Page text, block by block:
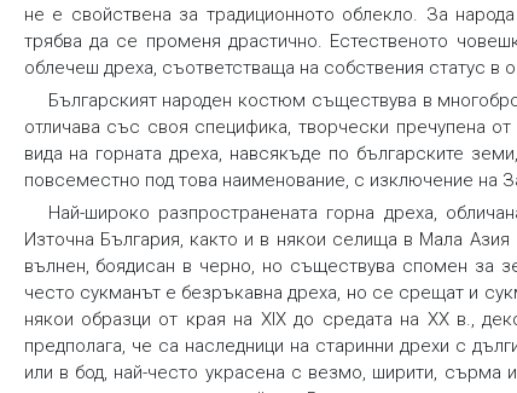
не е свойствена за традиционното облекло. За
трябва да се променя драстично. Естественото
облечеш дреха, съответстваща на собствения статус в
Българският народен костюм съществува в
отличава със своя специфика, творчески пречупена
вида на горната дреха, навсякъде по българските
повсеместно под това наименование, с изключение на
Най-широко разпространената горна дреха,
Източна България, както и в някои селища в Мала
вълнен, боядисан в черно, но съществува спомен за
често сукманът е безръкавна дреха, но се срещат и
някои образци от края на ХІХ до средата на ХХ в.,
предполага, че са наследници на старинни дрехи с
или в бод, най-често украсена с везмо, ширити, сърма